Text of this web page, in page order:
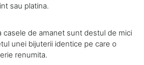
sau platina.
casele de amanet sunt destul de mici
unei bijuterii identice pe care o
renumita.